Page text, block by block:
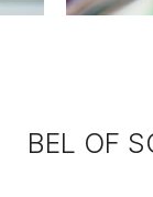
BEL OF